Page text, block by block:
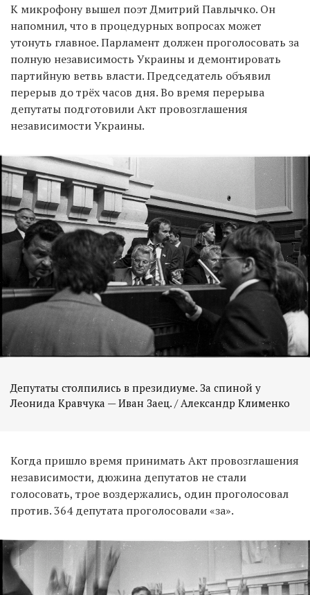
К микрофону вышел поэт Дмитрий Павлычко. Он
напомнил, что в процедурных вопросах может
утонуть главное. Парламент должен проголосовать за
полную независимость Украины и демонтировать
партийную ветвь власти. Председатель объявил
перерыв до трёх часов дня. Во время перерыва
депутаты подготовили Акт провозглашения
независимости Украины.
Депутаты столпились в президиуме. За спиной у
Леонида Кравчука — Иван Заец. / Александр Клименко
Когда пришло время принимать Акт провозглашения
независимости, дюжина депутатов не стали
голосовать, трое воздержались, один проголосовал
против. 364 депутата проголосовали «за».